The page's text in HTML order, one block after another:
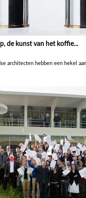
de kunst van het koffie...
architecten hebben een hekel aan